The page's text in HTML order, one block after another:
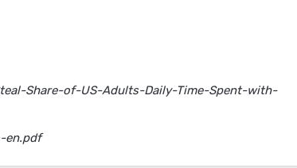
Share-of-US-Adults-Daily-Time-Spent-with-
en.pdf